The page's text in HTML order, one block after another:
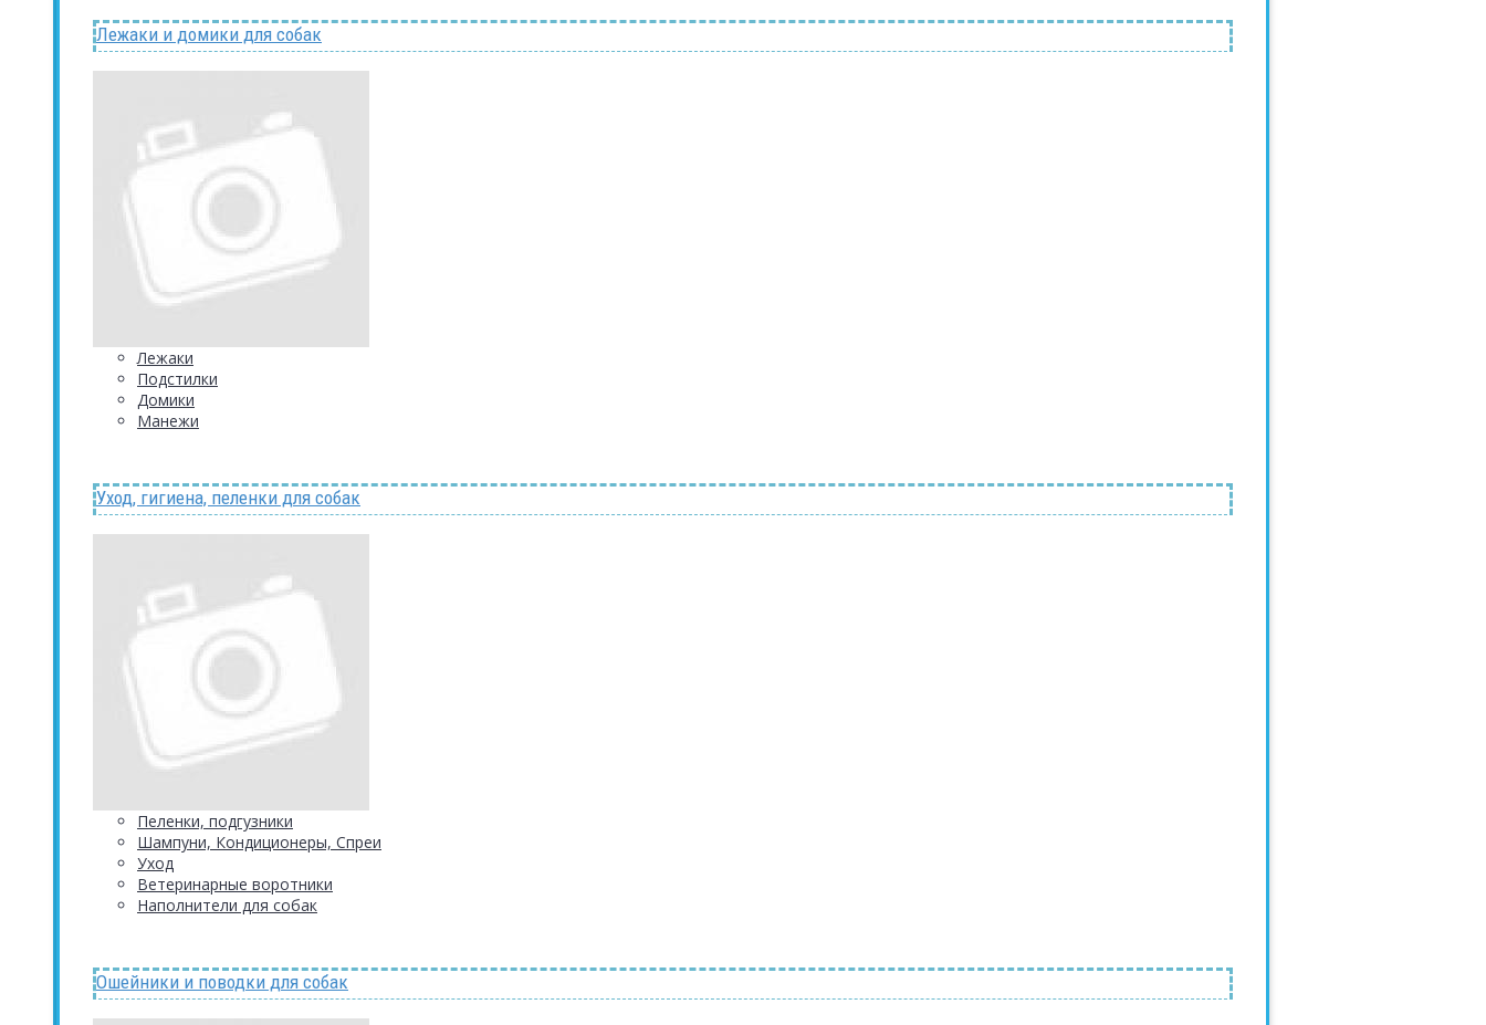
Лежаки и домики для собак
Лежаки
Подстилки
Домики
Манежи
Уход, гигиена, пеленки для собак
Пеленки, подгузники
Шампуни, Кондиционеры, Спреи
Уход
Ветеринарные воротники
Наполнители для собак
Ошейники и поводки для собак